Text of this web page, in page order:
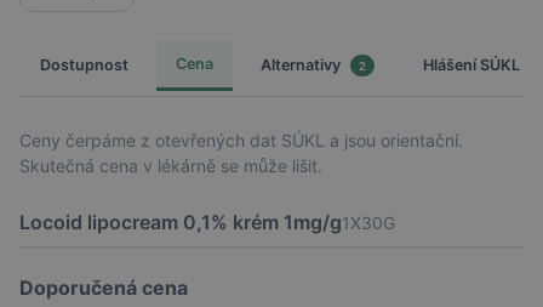
Dostupnost Cena Alternativy 2 Hlášení SÚKL
Ceny čerpáme z otevřených dat SÚKL a jsou orientační.
Skutečná cena v lékárně se může lišit.
Locoid lipocream 0,1% krém 1mg/g1X30G
Doporučená cena